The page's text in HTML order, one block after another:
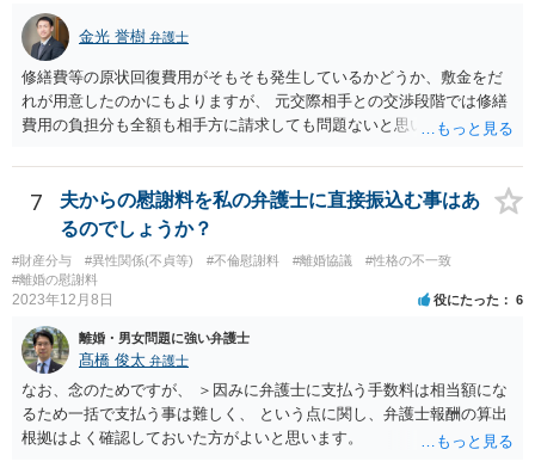
金光 誉樹 弁護士
修繕費等の原状回復費用がそもそも発生しているかどうか、敷金をだ
れが用意したのかにもよりますが、 元交際相手との交渉段階では修繕
費用の負担分も全額も相手方に請求しても問題ないと思います。 少な
用は相手方がその危険を引き受けたと捉えることもできます。修繕費
用が争われる場合も、最低でも折半で対応するのが公平と考えます。
7
夫からの慰謝料を私の弁護士に直接振込む事はあ
るのでしょうか？
#財産分与 #異性関係(不貞等) #不倫慰謝料 #離婚協議
#性格の不一致
#離婚の慰謝料
2023年12月8日 役にたった 6
離婚・男女問題に強い弁護士
髙橋 俊太 弁護士
なお、念のためですが、 ＞因みに弁護士に支払う手数料は相当額にな
るため一括で支払う事は難しく、 という点に関し、弁護士報酬の算出
根拠はよく確認しておいた方がよいと思います。